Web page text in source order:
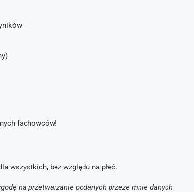
fachowców!
wszystkich, bez względu na płeć.
na przetwarzanie podanych przeze mnie danych